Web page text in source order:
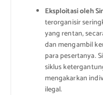
Eksploitasi oleh
terorganisir
yang rentan,
dan mengambil
para pesertanya.
siklus
mengakarkan
ilegal.